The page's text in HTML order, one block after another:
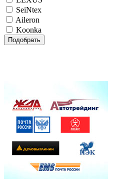
SeiNtex
Aileron
Koonka
Подобрать